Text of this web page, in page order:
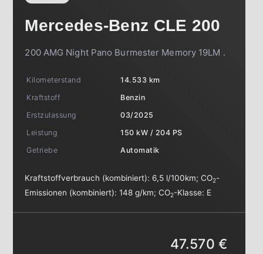
Mercedes-Benz CLE 200
200 AMG Night Pano Burmester Memory 19LM .
Kilometerstand
14.533 km
Kraftstoff
Benzin
Erstzulassung
03/2025
Leistung
150 kW / 204 PS
Getriebe
Automatik
Kraftstoffverbrauch (kombiniert): 6,5 l/100km;CO2-
Emissionen (kombiniert):148 g/km;CO2-Klasse: E
47.570 €